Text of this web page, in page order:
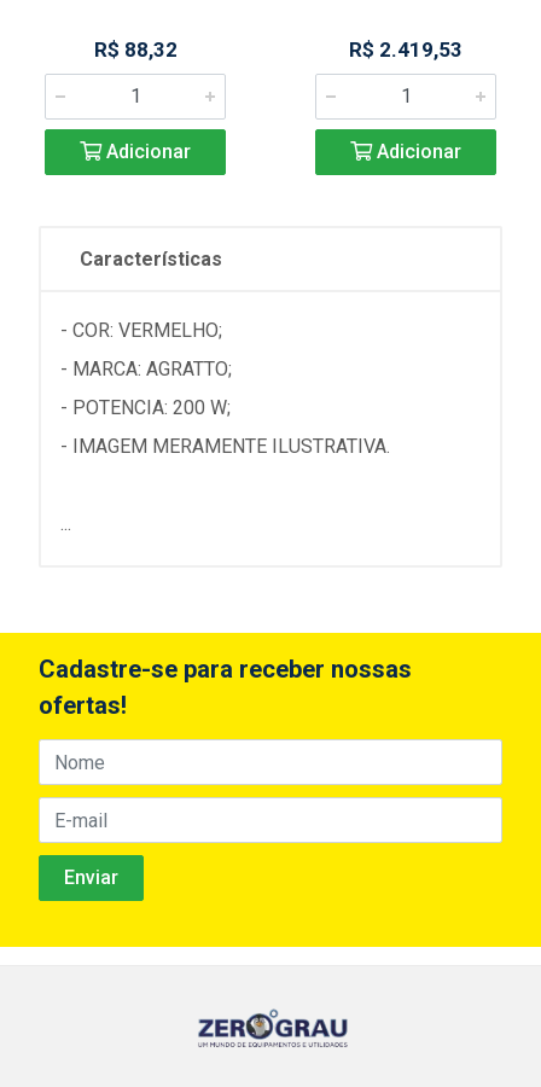
R$ 88,32
Adicionar
R$ 2.419,53
Adicionar
Características
- COR: VERMELHO;
- MARCA: AGRATTO;
- POTENCIA: 200 W;
- IMAGEM MERAMENTE ILUSTRATIVA.
...
Cadastre-se para receber nossas
ofertas!